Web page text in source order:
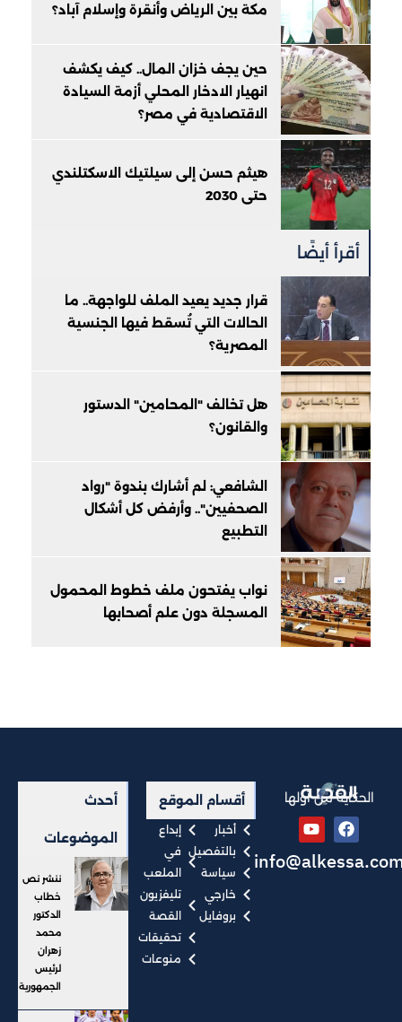
مكة بين الرياض وأنقرة وإسلام آباد؟
حين يجف خزان المال.. كيف يكشف
انهيار الادخار المحلي أزمة السيادة
الاقتصادية في مصر؟
هيثم حسن إلى سيلتيك الاسكتلندي
حتى 2030
أقرأ أيضًا
قرار جديد يعيد الملف للواجهة.. ما
الحالات التي تُسقط فيها الجنسية
المصرية؟
هل تخالف "المحامين" الدستور
والقانون؟
الشافعي: لم أشارك بندوة "رواد
الصحفيين".. وأرفض كل أشكال
التطبيع
نواب يفتحون ملف خطوط المحمول
المسجلة دون علم أصحابها
الحكاية من أولها أقسام الموقع
أخبار
بالتفصيل
سياسة
خارجي
بروفايل
إبداع
في
الملعب
تليفزيون
القصة
تحقيقات
منوعات
أحدث
الموضوعات
ننشر نص
خطاب
الدكتور
محمد
زهران
لرئيس
الجمهورية